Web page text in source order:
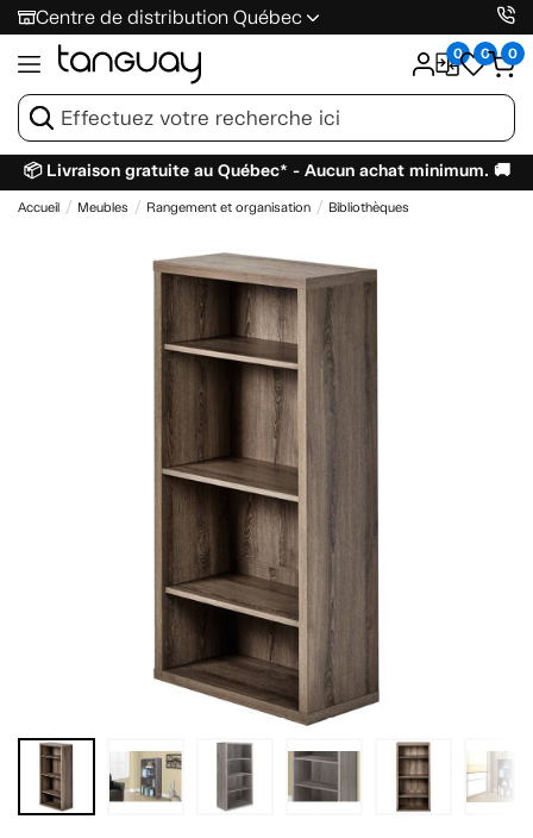
Centre de distribution Québec
0 0 0
📦 Livraison gratuite au Québec* - Aucun achat minimum. 🚚
Accueil Meubles Rangement et organisation Bibliothèques